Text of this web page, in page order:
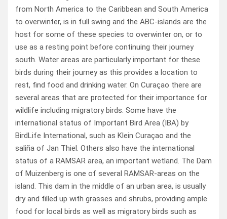
from North America to the Caribbean and South America
to overwinter, is in full swing and the ABC-islands are the
host for some of these species to overwinter on, or to
use as a resting point before continuing their journey
south. Water areas are particularly important for these
birds during their journey as this provides a location to
rest, find food and drinking water. On Curaçao there are
several areas that are protected for their importance for
wildlife including migratory birds. Some have the
international status of Important Bird Area (IBA) by
BirdLife International, such as Klein Curaçao and the
saliña of Jan Thiel. Others also have the international
status of a RAMSAR area, an important wetland. The Dam
of Muizenberg is one of several RAMSAR-areas on the
island. This dam in the middle of an urban area, is usually
dry and filled up with grasses and shrubs, providing ample
food for local birds as well as migratory birds such as